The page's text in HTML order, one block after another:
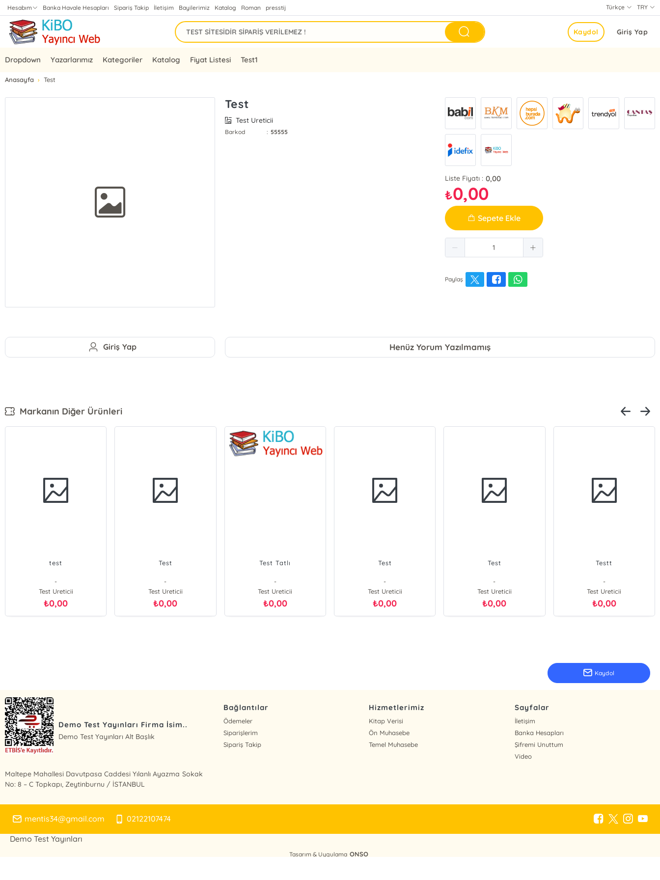
Hesabım Banka Havale Hesapları Sipariş Takip İletişim Bayilerimiz Katalog Roman presstij TRY
Türkçe
Giriş Yap
Kaydol
Dropdown Yazarlarımız Kategoriler Katalog Fiyat Listesi Test1
Anasayfa Test
Test
Test Ureticii
Barkod : 55555
Liste Fiyatı : 0,00
₺0,00
Sepete Ekle
Paylaş
Giriş Yap Henüz Yorum Yazılmamış
Markanın Diğer Ürünleri
test
-
Test Ureticii
₺0,00
Test
-
Test Ureticii
₺0,00
Test Tatlı
-
Test Ureticii
₺0,00
Test
-
Test Ureticii
₺0,00
Test
-
Test Ureticii
₺0,00
Testt
-
Test Ureticii
₺0,00
Kaydol
Demo Test Yayınları Firma İsim..
Demo Test Yayınları Alt Başlık
Maltepe Mahallesi Davutpasa Caddesi Yılanlı Ayazma Sokak
No: 8 – C Topkapı, Zeytinburnu / İSTANBUL
Bağlantılar
Ödemeler
Siparişlerim
Sipariş Takip
Hizmetlerimiz
Kitap Verisi
Ön Muhasebe
Temel Muhasebe
Sayfalar
İletişim
Banka Hesapları
Şifremi Unuttum
Video
mentis34@gmail.com 02122107474
Demo Test Yayınları
Tasarım & Uygulama ONSO